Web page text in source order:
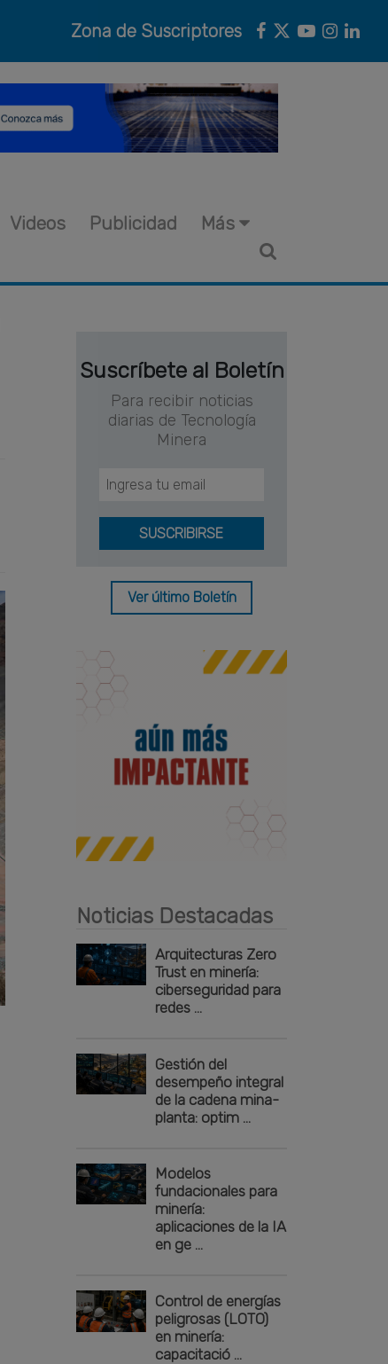
Zona de Suscriptores
Videos Publicidad Más
Suscríbete al Boletín
Para recibir noticias
diarias de Tecnología
Minera
Ver último Boletín
Noticias Destacadas
Arquitecturas Zero
Trust en minería:
ciberseguridad para
redes ...
Gestión del
desempeño integral
de la cadena mina-
planta: optim ...
Modelos
fundacionales para
minería:
aplicaciones de la IA
en ge ...
Control de energías
peligrosas (LOTO)
en minería:
capacitació ...